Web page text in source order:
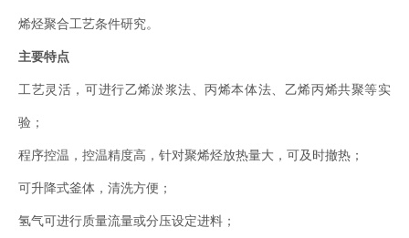
烯烃聚合工艺条件研究。
主要特点
工艺灵活，可进行乙烯淤浆法、丙烯本体法、乙烯丙烯共聚等实
验；
程序控温，控温精度高，针对聚烯烃放热量大，可及时撤热；
可升降式釜体，清洗方便；
氢气可进行质量流量或分压设定进料；